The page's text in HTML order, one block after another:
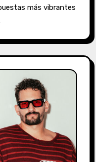
más vibrantes